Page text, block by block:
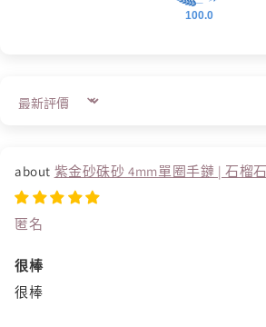
100.0
Sort by
紫金砂硃砂 4mm單圈手鏈 | 石榴石
匿名
很棒
很棒